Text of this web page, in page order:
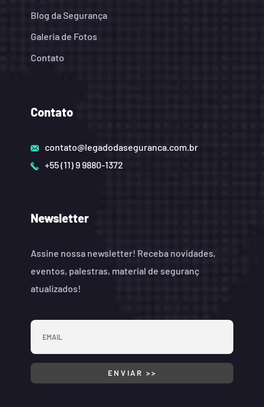
Blog da Segurança
Galeria de Fotos
Contato
Contato
contato@legadodaseguranca.com.br
+55 (11) 9 9880-1372
Newsletter
Assine nossa newsletter! Receba novidades,
eventos, palestras, material de seguranç
atualizados!